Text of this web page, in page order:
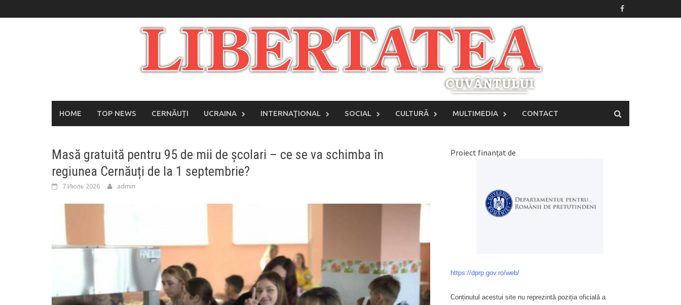
to
HOME TOP NEWS CERNĂUȚI UCRAINA INTERNAŢIONAL SOCIAL CULTURĂ MULTIMEDIA CONTACT
Masă gratuită pentru 95 de mii de școlari – ce se va schimba în
regiunea Cernăuți de la 1 septembrie?
7 Июль 2026 admin
Proiect finanțat de
https://dprp.gov.ro/web/
Conținutul acestui site nu reprezintă poziția oficială a